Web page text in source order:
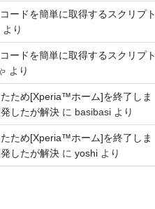
ードを簡単に取得するスクリプト
より
ードを簡単に取得するスクリプト
より
たため[Xperia™ホーム]を終了しま
したが解決に basibasiより
たため[Xperia™ホーム]を終了しま
したが解決に yoshiより